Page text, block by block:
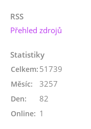
RSS
Přehled zdrojů
Statistiky
Online: 1
Celkem: 51739
Měsíc: 3257
Den: 82